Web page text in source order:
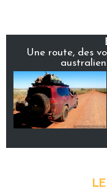
Une route, des